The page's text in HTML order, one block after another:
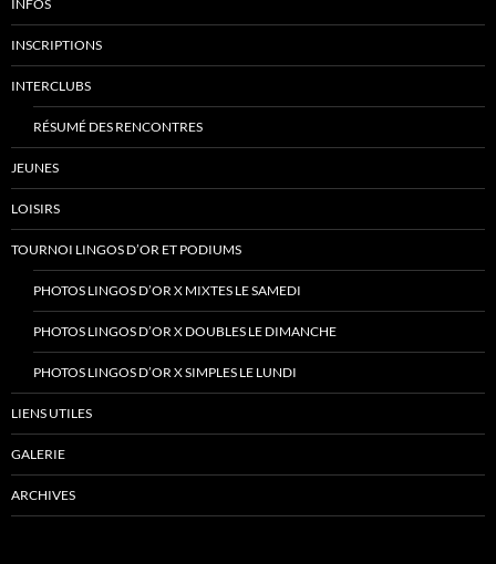
INFOS
INSCRIPTIONS
INTERCLUBS
RÉSUMÉ DES RENCONTRES
JEUNES
LOISIRS
TOURNOI LINGOS D’OR ET PODIUMS
PHOTOS LINGOS D’OR X MIXTES LE SAMEDI
PHOTOS LINGOS D’OR X DOUBLES LE DIMANCHE
PHOTOS LINGOS D’OR X SIMPLES LE LUNDI
LIENS UTILES
GALERIE
ARCHIVES